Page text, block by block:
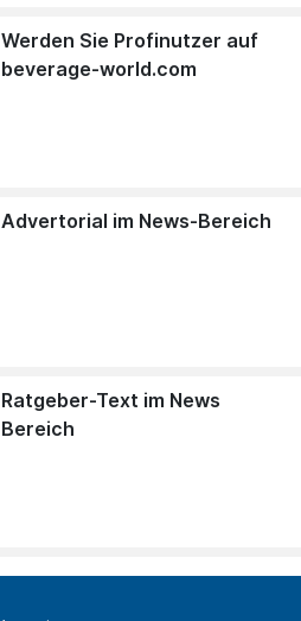
Werden Sie Profinutzer auf
beverage-world.com
Advertorial im News-Bereich
Ratgeber-Text im News
Bereich